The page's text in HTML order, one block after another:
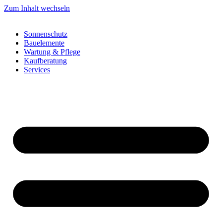
Zum Inhalt wechseln
Sonnenschutz
Bauelemente
Wartung & Pflege
Kaufberatung
Services